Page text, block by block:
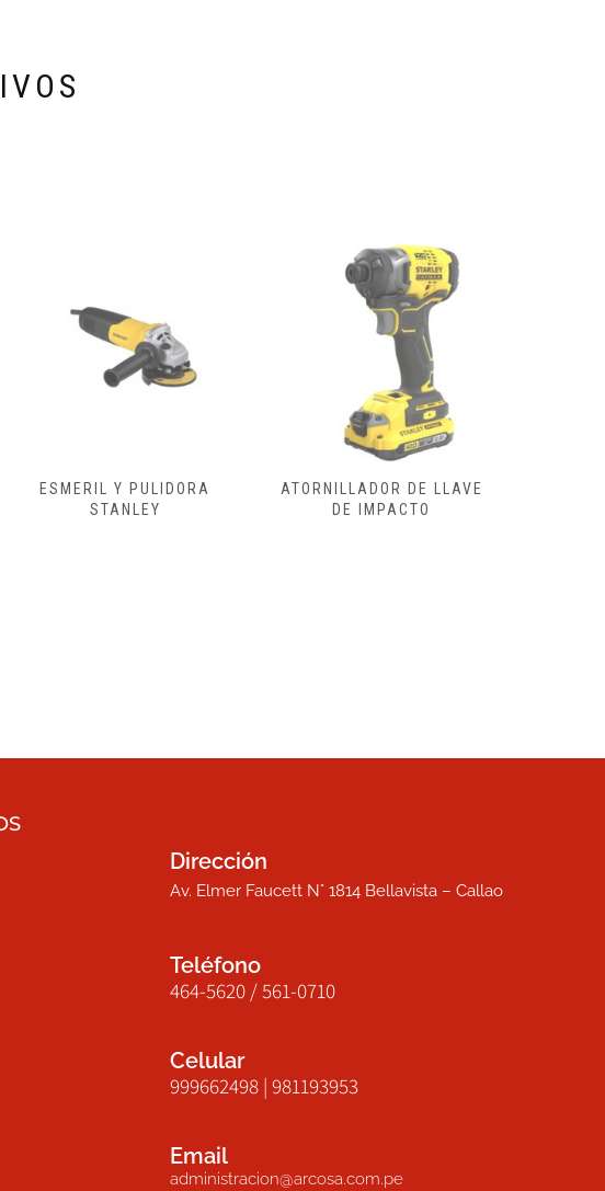
ATORNILLADOR DE LLAVE
DE IMPACTO
ATORNILLADOR ELECTRICO
Dirección
Av. Elmer Faucett N° 1814 Bellavista – Callao
Teléfono
464-5620 / 561-0710
Celular
999662498 | 981193953
Email
administracion@arcosa.com.pe